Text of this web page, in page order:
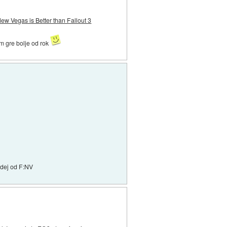
Vegas is Better than Fallout 3
gre bolje od rok
od F:NV